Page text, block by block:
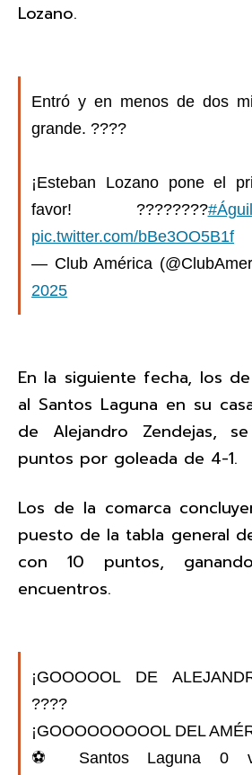
Lozano.
Entró y en menos de dos
grande. ????
¡Esteban Lozano pone el
favor! ????????
pic.twitter.com/bBe3OO5B1f
— Club América
2025
En la siguiente fecha, los
al Santos Laguna en su
de Alejandro Zendejas,
puntos por goleada de 4-1.
Los de la comarca
puesto de la tabla general
con 10 puntos,
encuentros.
¡GOOOOOL DE
????
¡GOOOOOOOOOL DEL
⚽️ Santos Laguna 0